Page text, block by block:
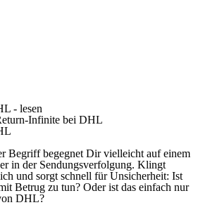
- lesen
Infinite bei DHL
Begriff begegnet Dir vielleicht auf einem
in der Sendungsverfolgung. Klingt
und sorgt schnell für Unsicherheit: Ist
Betrug zu tun? Oder ist das einfach nur
DHL?